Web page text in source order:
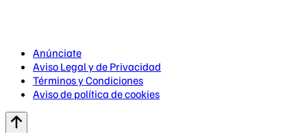
Anúnciate
Aviso Legal y de Privacidad
Términos y Condiciones
Aviso de política de cookies